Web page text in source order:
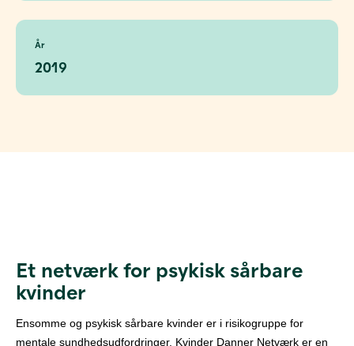
År
2019
Et netværk for psykisk sårbare
kvinder
Ensomme og psykisk sårbare kvinder er i risikogruppe for
mentale sundhedsudfordringer. Kvinder Danner Netværk er en